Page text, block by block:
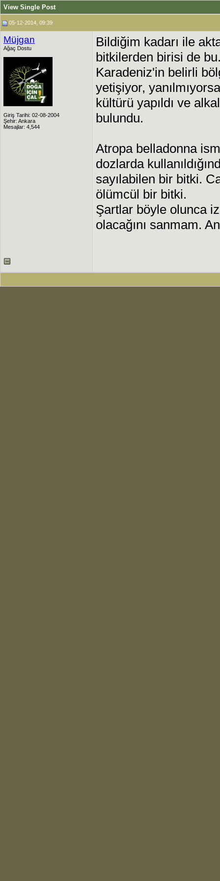
View Single Post
05-12-2014, 09:39
Müjgan
Ağaç Dostu
Giriş Tarihi: 02-08-2004
Şehir: Ankara
Mesajlar: 4,544
Bildiğim kadarı ile
bitkilerden birisi de
Karadeniz'in belirli
yetişiyor,
kültürü yapıldı ve
bulundu.
Atropa belladonna
dozlarda
sayılabilen bir bitki.
ölümcül bir bitki.
Şartlar böyle olunca
olacağını sanmam.